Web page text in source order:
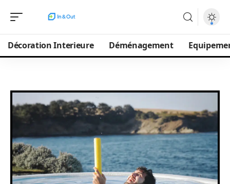
Décoration Interieure Déménagement